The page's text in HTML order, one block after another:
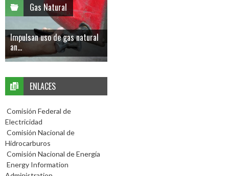
Gas Natural
Impulsan uso de gas natural
an...
ENLACES
Comisión Federal de
Electricidad
Comisión Nacional de
Hidrocarburos
Comisión Nacional de Energía
Energy Information